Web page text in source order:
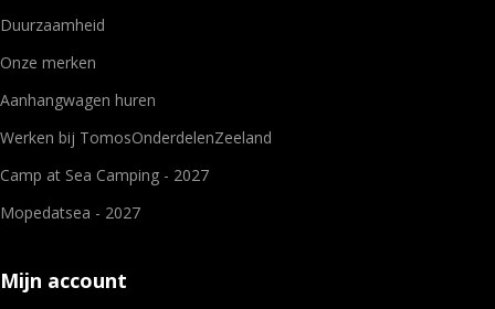
Duurzaamheid
Onze merken
Aanhangwagen huren
Werken bij TomosOnderdelenZeeland
Camp at Sea Camping - 2027
Mopedatsea - 2027
Mijn account